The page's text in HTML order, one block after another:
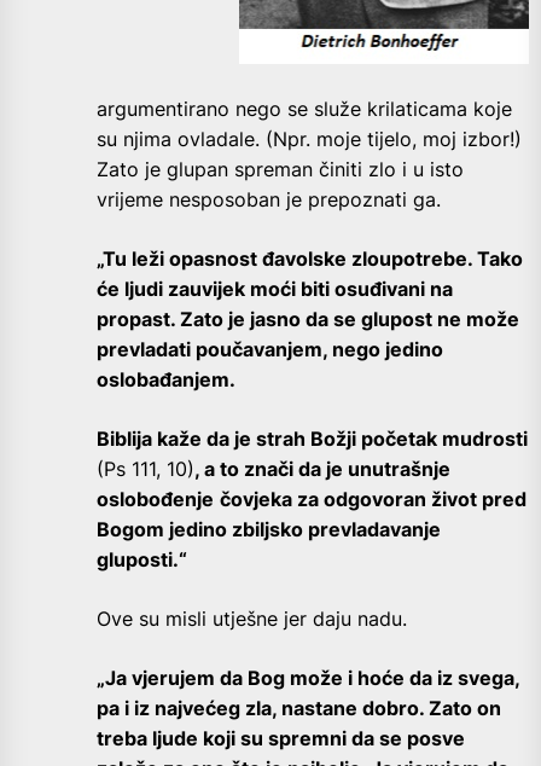
argumentirano nego se služe krilaticama koje
su njima ovladale. (Npr. moje tijelo, moj izbor!)
Zato je glupan spreman činiti zlo i u isto
vrijeme nesposoban je prepoznati ga.
„Tu leži opasnost đavolske zloupotrebe. Tako
će ljudi zauvijek moći biti osuđivani na
propast. Zato je jasno da se glupost ne može
prevladati poučavanjem, nego jedino
oslobađanjem.
Biblija kaže da je strah Božji početak mudrosti
(Ps 111, 10), a to znači da je unutrašnje
oslobođenje čovjeka za odgovoran život pred
Bogom jedino zbiljsko prevladavanje
gluposti.“
Ove su misli utješne jer daju nadu.
„Ja vjerujem da Bog može i hoće da iz svega,
pa i iz najvećeg zla, nastane dobro. Zato on
treba ljude koji su spremni da se posve